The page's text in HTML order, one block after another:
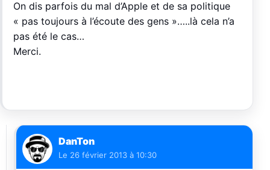
On dis parfois du mal d’Apple et de sa politique
« pas toujours à l’écoute des gens »…..là cela n’a
pas été le cas…
Merci.
DanTon
Le 26 février 2013 à 10:30